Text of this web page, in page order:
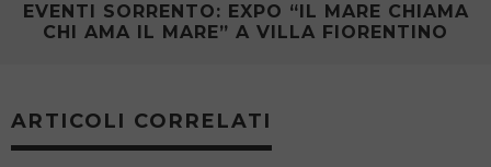
EVENTI SORRENTO: EXPO “IL MARE CHIAMA
CHI AMA IL MARE” A VILLA FIORENTINO
ARTICOLI CORRELATI